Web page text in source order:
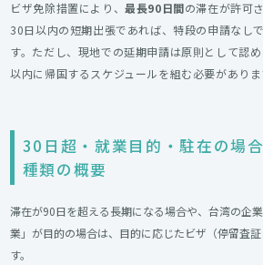
ビザ免除措置により、最長90日間の滞在が許可
30日以内の短期出張であれば、特段の申請なし
す。ただし、現地での延期申請は原則として認
以内に帰国するスケジュールを組む必要がありま
30日超・就業目的・駐在の場
種類の概要
滞在が90日を超える長期になる場合や、台湾の企
業」が目的の場合は、目的に応じたビザ（停留査
す。